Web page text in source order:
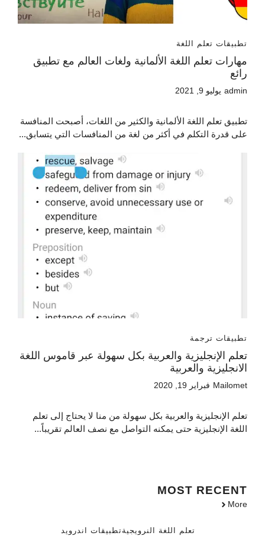
تطبيقات تعلم اللغة
مهارات تعلم اللغة الألمانية ولغات العالم مع تطبيق
رائع
admin يوليو 9, 2021
تطبيق تعلم اللغة الألمانية والكثير من اللغات، أصبحت المنافسة
على قدرة التكلم في أكثر من لغة من المنافسات التي يتسابق...
تطبيقات ترجمة
تعلم الإنجليزية والعربية بكل سهولة عبر قاموس اللغة
الانجليزية والعربية
Mailomet فبراير 19, 2020
تعلم الإنجليزية والعربية بكل سهولة من منا لا يحتاج إلى تعلم
اللغة الإنجليزية حتى يمكنه التواصل مع نصف العالم تقريباً...
MOST RECENT
More
تعلم اللغة النرويجيةتطبيقات اندرويد